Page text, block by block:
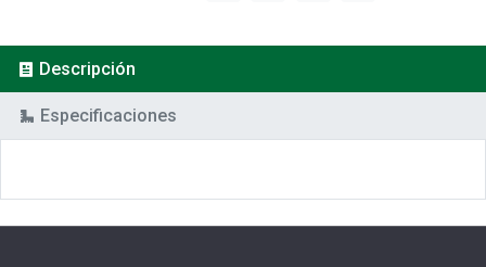
Descripción
Especificaciones